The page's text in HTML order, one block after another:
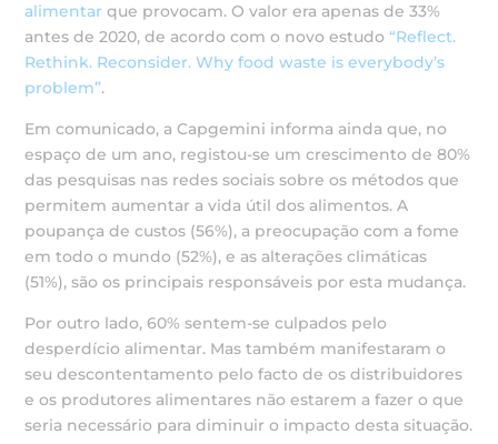
alimentar que provocam. O valor era apenas de 33%
antes de 2020, de acordo com o novo estudo“Reflect.
Rethink. Reconsider. Why food waste is everybody’s
problem”.
Em comunicado, a Capgemini informa ainda que, no
espaço de um ano, registou-se um crescimento de 80%
das pesquisas nas redes sociais sobre os métodos que
permitem aumentar a vida útil dos alimentos. A
poupança de custos (56%), a preocupação com a fome
em todo o mundo (52%), e as alterações climáticas
(51%), são os principais responsáveis por esta mudança.
Por outro lado, 60% sentem-se culpados pelo
desperdício alimentar. Mas também manifestaram o
seu descontentamento pelo facto de os distribuidores
e os produtores alimentares não estarem a fazer o que
seria necessário para diminuir o impacto desta situação.